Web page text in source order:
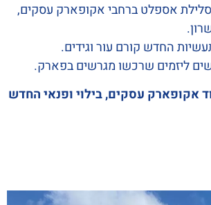
סלילת אספלט ברחבי אקופארק עסקים,
החדש קורם עור וגידים.
ליזמים שרכשו מגרשים בפארק.
אקופארק עסקים, בילוי ופנאי החדש